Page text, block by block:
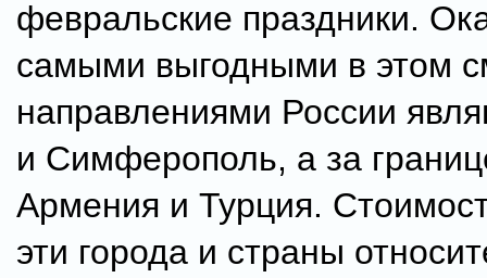
февральские праздники.
самыми выгодными в этом
направлениями России
и Симферополь, а за
Армения и Турция.
эти города и страны